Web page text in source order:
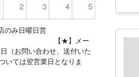
2 3 4 5
のみ日曜日営
★】メー
（お問い合わせ、送付いた
いては翌営業日となりま